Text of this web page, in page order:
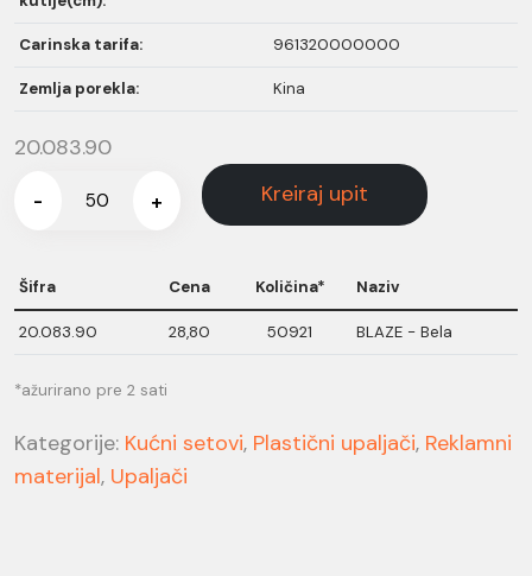
Carinska tarifa: 961320000000
Zemlja porekla: Kina
20.083.90
- + Kreiraj upit
Šifra Cena Količina* Naziv
20.083.90 28,80 50921 BLAZE - Bela
*ažurirano pre 2 sati
Kategorije: Kućni setovi, Plastični upaljači, Reklamni
materijal, Upaljači